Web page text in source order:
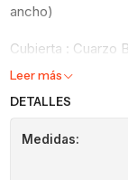
ancho)
Cubierta : Cuarzo
Leer más
DETALLES
Medidas: